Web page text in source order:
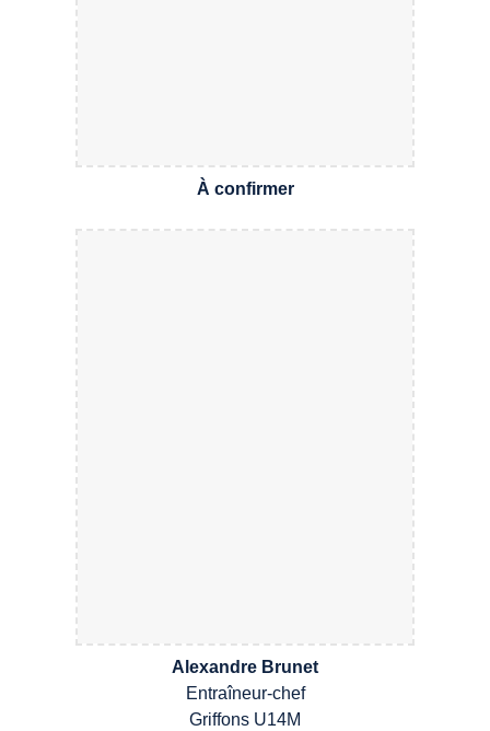
À confirmer
Alexandre Brunet
Entraîneur-chef
Griffons U14M